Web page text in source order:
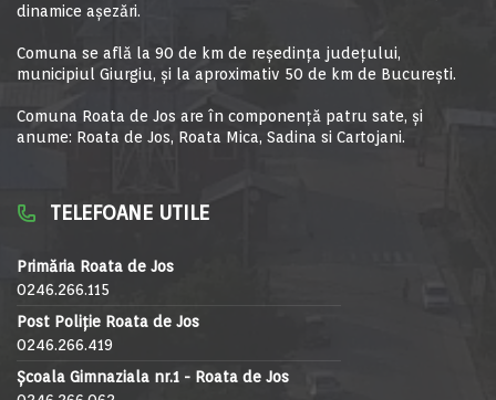
dinamice aşezări.
Comuna se află la 90 de km de reşedinţa judeţului,
municipiul Giurgiu, şi la aproximativ 50 de km de Bucureşti.
Comuna Roata de Jos are în componență patru sate, și
anume: Roata de Jos, Roata Mica, Sadina si Cartojani.
TELEFOANE UTILE
Primăria Roata de Jos
0246.266.115
Post Poliție Roata de Jos
0246.266.419
Școala Gimnaziala nr.1 - Roata de Jos